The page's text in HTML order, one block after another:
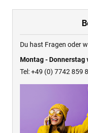
Du hast Fragen oder
Montag - Donnerstag
Tel: +49 (0) 7742 859